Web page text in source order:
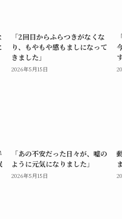
「2回目からふらつきがなくな
り、もやもや感もましになって
きました」
2026年5月15日
「あの不安だった日々が、嘘の
ように元気になりました」
2026年5月15日